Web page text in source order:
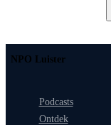
NPO Luister
Podcasts
Ontdek